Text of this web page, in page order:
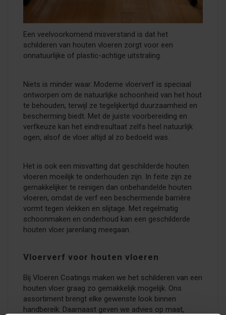
Een veelvoorkomend misverstand is dat het
schilderen van houten vloeren zorgt voor een
onnatuurlijke of plastic-achtige uitstraling.
Niets is minder waar. Moderne vloerverf is speciaal
ontworpen om de natuurlijke schoonheid van het hout
te behouden, terwijl ze tegelijkertijd duurzaamheid en
bescherming biedt. Met de juiste voorbereiding en
verfkeuze kan het eindresultaat zelfs heel natuurlijk
ogen, alsof de vloer altijd al zo bedoeld was.
Het is ook een misvatting dat geschilderde houten
vloeren moeilijk te onderhouden zijn. In feite zijn ze
gemakkelijker te reinigen dan onbehandelde houten
vloeren, omdat de verf een beschermende barrière
vormt tegen vlekken en slijtage. Met regelmatig
schoonmaken en onderhoud kan een geschilderde
houten vloer jarenlang meegaan.
Vloerverf voor houten vloeren
Bij Vloeren Coatings maken we het schilderen van een
houten vloer graag zo gemakkelijk mogelijk. Ons
assortiment brengt elke gewenste look binnen
handbereik. Daarnaast geven we advies op maat,